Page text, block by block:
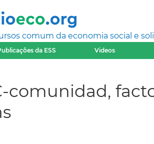
comum da economia social e
da ESS Videos
comunidad,